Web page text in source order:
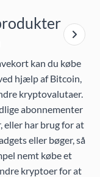
kan du købe
hjælp af Bitcoin,
kryptovalutaer.
abonnementer
eller har brug for at
eller bøger, så
nemt købe et
kryptoer for at